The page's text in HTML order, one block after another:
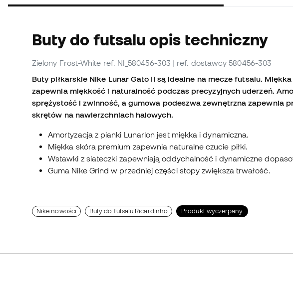
Buty do futsalu opis techniczny
Zielony Frost-White ref. NI_580456-303 | ref. dostawcy 580456-303
Buty piłkarskie Nike Lunar Gato II są idealne na mecze futsalu.
zapewnia miękkość i naturalność podczas precyzyjnych uderzeń.
sprężystość i zwinność, a gumowa podeszwa zewnętrzna zapewnia
skrętów na nawierzchniach halowych.
Amortyzacja z pianki Lunarlon jest miękka i dynamiczna.
Miękka skóra premium zapewnia naturalne czucie piłki.
Wstawki z siateczki zapewniają oddychalność i dynamiczne
Guma Nike Grind w przedniej części stopy zwiększa trwałość.
Nike nowości Buty do futsalu Ricardinho Produkt wyczerpany